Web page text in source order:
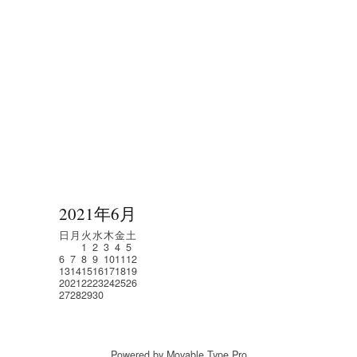
2021年6月
日 月 火 水木金土
1 2 3 4 5
6 7 8 9 101112
13141516171819
20212223242526
27282930